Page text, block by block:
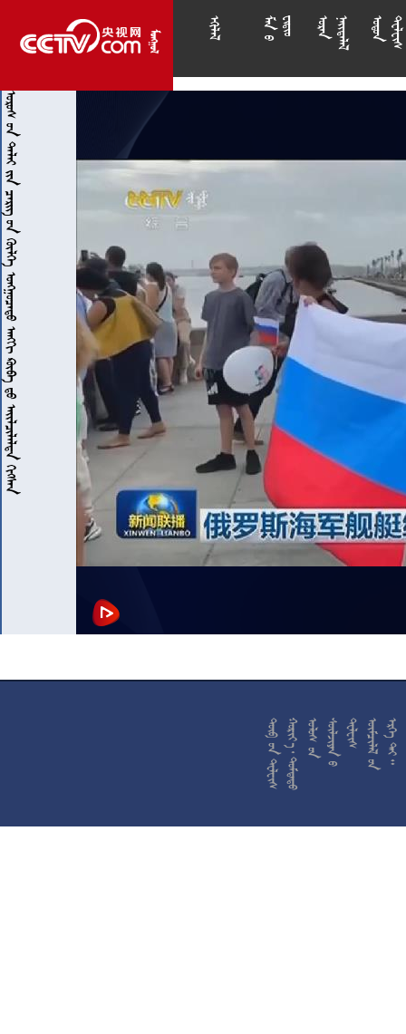
   









  








            










































































































